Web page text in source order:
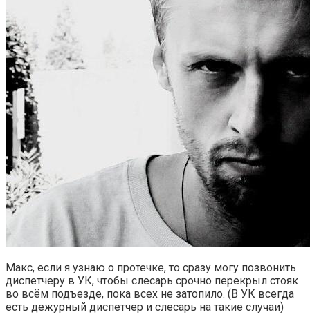
Макс, если я узнаю о протечке, то сразу могу позвонить
диспетчеру в УК, чтобы слесарь срочно перекрыл стояк
во всём подъезде, пока всех не затопило. (В УК всегда
есть дежурный диспетчер и слесарь на такие случаи)